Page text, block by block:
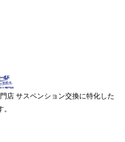
店 サスペンション交換に特化した